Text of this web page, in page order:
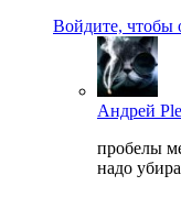
Войдите, чтобы
Андрей
пробелы
надо